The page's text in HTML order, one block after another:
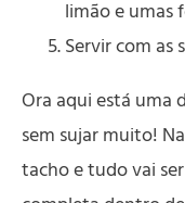
limão e umas
Servir com as
Ora aqui está uma
sem sujar muito!
tacho e tudo vai